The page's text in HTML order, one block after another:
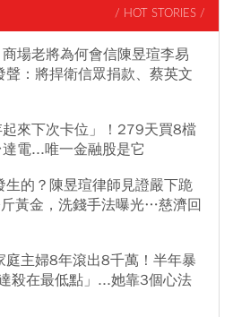
/ HOT STORIES /
場老將為何會信陳昱瑄李易
：將捍衛信眾捐款、蔡英文
來下次卡位」！279天買8檔
電...唯一金融股是它
的？陳昱瑄律師見證嚴下跪
黃金，洗錢手法曝光…慈濟回
主婦8年滾出8千萬！半年暴
殺在最低點」...她靠3個心法